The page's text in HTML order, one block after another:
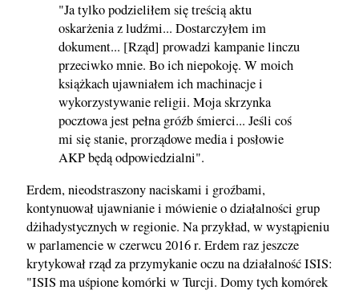
"Ja tylko podzieliłem się treścią aktu
oskarżenia z ludźmi... Dostarczyłem im
dokument... [Rząd] prowadzi kampanie linczu
przeciwko mnie. Bo ich niepokoję. W moich
książkach ujawniałem ich machinacje i
wykorzystywanie religii. Moja skrzynka
pocztowa jest pełna gróźb śmierci... Jeśli coś
mi się stanie, prorządowe media i posłowie
AKP będą odpowiedzialni".
Erdem, nieodstraszony naciskami i groźbami,
kontynuował ujawnianie i mówienie o działalności grup
dżihadystycznych w regionie. Na przykład, w wystąpieniu
w parlamencie w czerwcu 2016 r. Erdem raz jeszcze
krytykował rząd za przymykanie oczu na działalność ISIS:
"ISIS ma uśpione komórki w Turcji. Domy tych komórek